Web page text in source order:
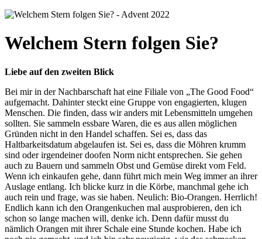
Welchem Stern folgen Sie?
Liebe auf den zweiten Blick
Bei mir in der Nachbarschaft hat eine Filiale von „The Good Food“
aufgemacht. Dahinter steckt eine Gruppe von engagierten, klugen
Menschen. Die finden, dass wir anders mit Lebensmitteln umgehen
sollten. Sie sammeln essbare Waren, die es aus allen möglichen
Gründen nicht in den Handel schaffen. Sei es, dass das
Haltbarkeitsdatum abgelaufen ist. Sei es, dass die Möhren krumm
sind oder irgendeiner doofen Norm nicht entsprechen. Sie gehen
auch zu Bauern und sammeln Obst und Gemüse direkt vom Feld.
Wenn ich einkaufen gehe, dann führt mich mein Weg immer an ihrer
Auslage entlang. Ich blicke kurz in die Körbe, manchmal gehe ich
auch rein und frage, was sie haben. Neulich: Bio-Orangen. Herrlich!
Endlich kann ich den Orangenkuchen mal ausprobieren, den ich
schon so lange machen will, denke ich. Denn dafür musst du
nämlich Orangen mit ihrer Schale eine Stunde kochen. Habe ich